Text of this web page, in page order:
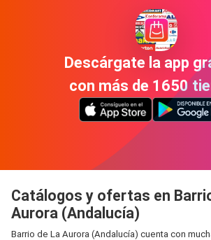
Descárgate la app
con más de 1650
Catálogos y ofertas en
Aurora (Andalucía)
Barrio de La Aurora (Andalucía) cuenta con